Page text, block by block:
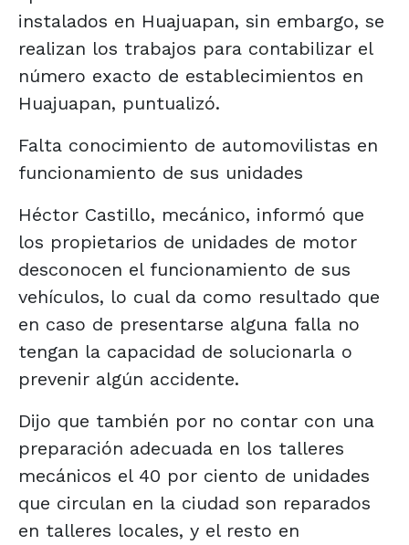
instalados en Huajuapan, sin embargo, se
realizan los trabajos para contabilizar el
número exacto de establecimientos en
Huajuapan, puntualizó.
Falta conocimiento de automovilistas en
funcionamiento de sus unidades
Héctor Castillo, mecánico, informó que
los propietarios de unidades de motor
desconocen el funcionamiento de sus
vehículos, lo cual da como resultado que
en caso de presentarse alguna falla no
tengan la capacidad de solucionarla o
prevenir algún accidente.
Dijo que también por no contar con una
preparación adecuada en los talleres
mecánicos el 40 por ciento de unidades
que circulan en la ciudad son reparados
en talleres locales, y el resto en